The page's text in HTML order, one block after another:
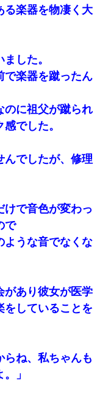
る楽器を物凄く大
した。
で楽器を蹴ったん
のに祖父が蹴られ
でした。
んでしたが、修理
けで音色が変わっ
で
ような音でなくな
があり彼女が医学
をしていることを
らね、私ちゃんも
」